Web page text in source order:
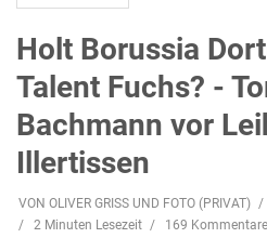
Holt Borussia
Talent Fuchs? -
Bachmann vor
Illertissen
VON OLIVER GRISS UND FOTO (PRIVAT)
2 Minuten Lesezeit
169 Kommentare